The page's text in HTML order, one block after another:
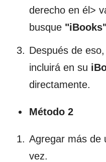
derecho en él>
busque
Después de
incluirá en su
directamente.
Método 2
Agregar más de
vez.